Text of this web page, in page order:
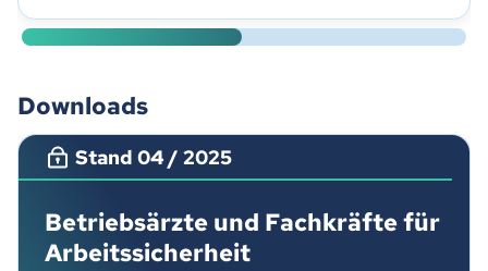
verantwortlich.
Downloads
Stand 04 / 2025
Betriebsärzte und Fachkräfte für
Arbeitssicherheit